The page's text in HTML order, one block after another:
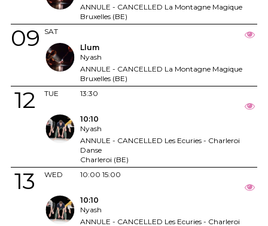
ANNULE - CANCELLED La Montagne Magique
Bruxelles (BE)
SAT
09
Llum
Nyash
ANNULE - CANCELLED La Montagne Magique
Bruxelles (BE)
TUE
12 13:30
10:10
Nyash
ANNULE - CANCELLED Les Ecuries - Charleroi
Danse
Charleroi (BE)
WED
13 10:00 15:00
10:10
Nyash
ANNULE - CANCELLED Les Ecuries - Charleroi